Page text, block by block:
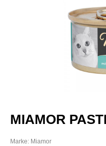
MIAMOR
Marke: Miamor